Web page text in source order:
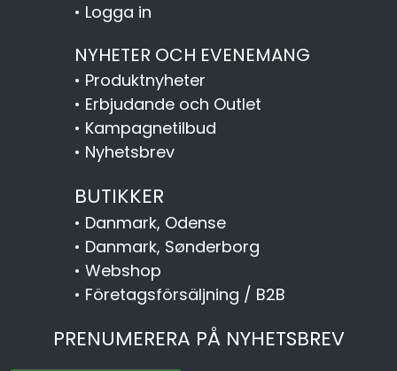
• Logga in
NYHETER OCH EVENEMANG
• Produktnyheter
• Erbjudande och Outlet
• Kampagnetilbud
• Nyhetsbrev
BUTIKKER
• Danmark, Odense
• Danmark, Sønderborg
• Webshop
• Företagsförsäljning / B2B
PRENUMERERA PÅ NYHETSBREV